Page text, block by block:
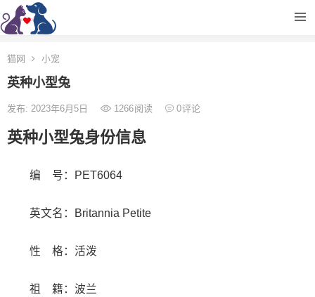
猫网 小宠
英种小型兔
发布: 2023年6月5日 1266阅读 0评论
英种小型兔身份信息
编 号：PET6064
英文名：Britannia Petite
性 格：活泼
祖 籍：波兰